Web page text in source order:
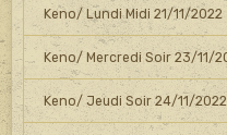
Keno/ Lundi Midi 21/11/2022
Keno/ Mercredi Soir 23/11/
Keno/ Jeudi Soir 24/11/2022